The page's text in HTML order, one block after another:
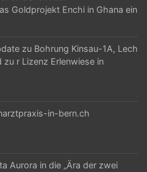
Goldprojekt Enchi in Ghana ein
zu Bohrung Kinsau-1A, Lech
r Lizenz Erlenwiese in
in-bern.ch
Aurora in die „Ära der zwei